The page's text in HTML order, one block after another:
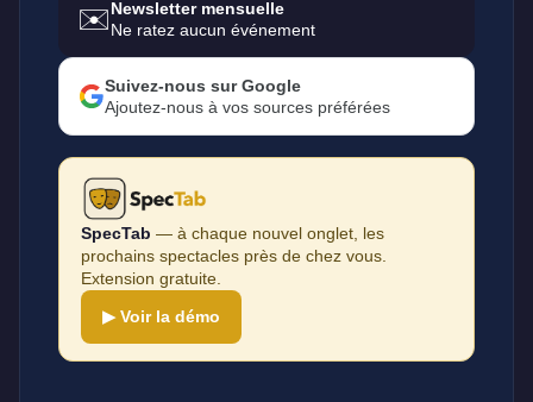
✉️Newsletter mensuelle
Ne ratez aucun événement
Suivez-nous sur Google
Ajoutez-nous à vos sources préférées
SpecTab — à chaque nouvel onglet, les
prochains spectacles près de chez vous.
Extension gratuite.
▶ Voir la démo